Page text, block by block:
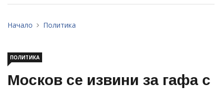
Начало Политика
ПОЛИТИКА
Москов се извини за гафа с